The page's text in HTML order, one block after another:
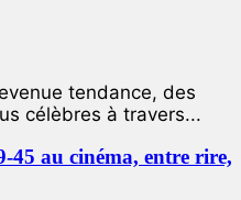
tendance, des
célèbres à travers...
45 au cinéma, entre rire,